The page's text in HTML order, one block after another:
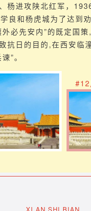
杨进攻陕北红军，
良和杨虎城为了达到
外必先安内”的既定国
抗日的目的,在西安临
”。
#12